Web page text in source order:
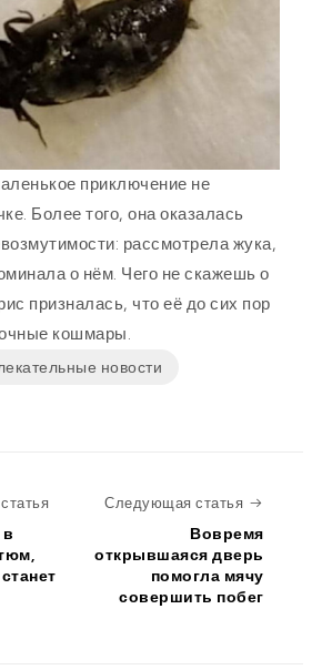
приключение не
Более того, она оказалась
рассмотрела жука,
о нём. Чего не скажешь о
призналась, что её до сих пор
кошмары.
новости
Предыдущая статья
Следующая статья
Вовремя
открывшаяся дверь
помогла мячу
совершить побег